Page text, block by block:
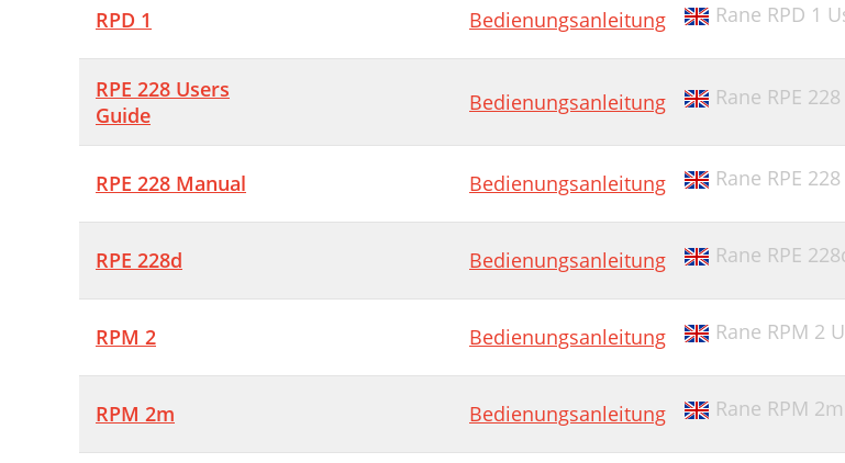
RPD 1 Bedienungsanleitung Rane RPD 1
RPE 228 Users
Guide
Bedienungsanleitung Rane RPE
RPE 228 Manual Bedienungsanleitung Rane RPE
RPE 228d Bedienungsanleitung Rane RPE
RPM 2 Bedienungsanleitung Rane RPM 2
RPM 2m Bedienungsanleitung Rane RPM